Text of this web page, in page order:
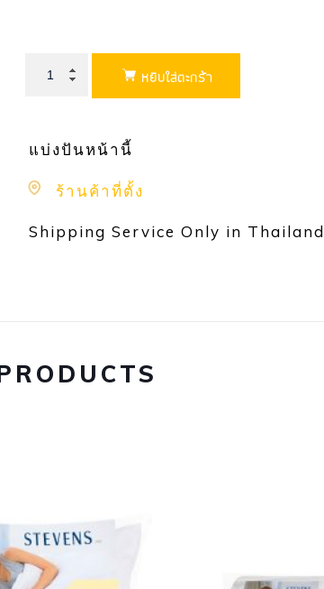
หยิบใส่ตะกร้า
แบ่งปันหน้านี้
ร้านค้าที่ตั้ง
Shipping Service Only in Thailand